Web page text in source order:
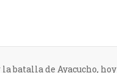
batalla de Ayacucho, hoy